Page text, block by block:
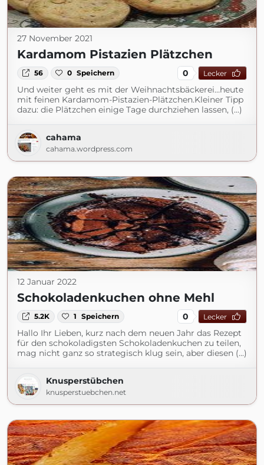
27 November 2021
Kardamom Pistazien Plätzchen
56 0 Speichern 0 Lecker
Und weiter geht es mit der Weihnachtsbäckerei…heute
mit feinen Kardamom-Pistazien-Plätzchen.Kleiner Tipp
dazu: die Plätzchen einige Tage durchziehen lassen, (...)
cahama
cahama.wordpress.com
12 Januar 2022
Schokoladenkuchen ohne Mehl
5.2K 1 Speichern 0 Lecker
Hallo Ihr Lieben, kurz nach dem neuen Jahr das Rezept
für den schokoladigsten Schokoladenkuchen zu teilen,
mag nicht ganz so strategisch klug sein, aber diesen (...)
Knusperstübchen
knusperstuebchen.net